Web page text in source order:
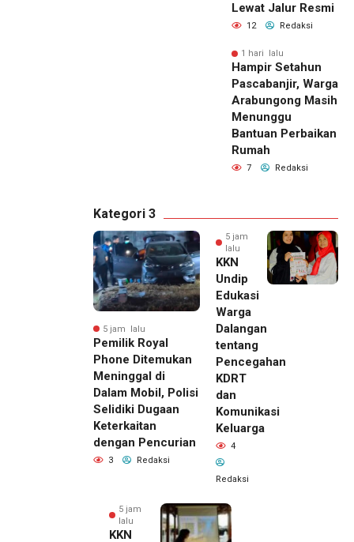
Lewat Jalur Resmi
12 Redaksi
1 hari lalu
Hampir Setahun
Pascabanjir, Warga
Arabungong Masih
Menunggu
Bantuan Perbaikan
Rumah
7 Redaksi
Kategori 3
5 jam lalu
Pemilik Royal
Phone Ditemukan
Meninggal di
Dalam Mobil, Polisi
Selidiki Dugaan
Keterkaitan
dengan Pencurian
3 Redaksi
5 jam
lalu
KKN
Undip
Edukasi
Warga
Dalangan
tentang
Pencegahan
KDRT
dan
Komunikasi
Keluarga
4
Redaksi
5 jam
lalu
KKN